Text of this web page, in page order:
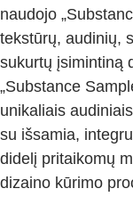
naudojo
tekstūrų, audinių,
sukurtų įsimintiną
„Substance
unikaliais
su išsamia,
didelį pritaikomų
dizaino kūrimo